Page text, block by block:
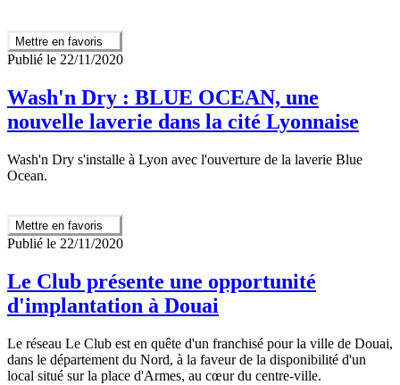
Mettre en favoris
Publié le 22/11/2020
Wash'n Dry : BLUE OCEAN, une
nouvelle laverie dans la cité Lyonnaise
Wash'n Dry s'installe à Lyon avec l'ouverture de la laverie Blue
Ocean.
Mettre en favoris
Publié le 22/11/2020
Le Club présente une opportunité
d'implantation à Douai
Le réseau Le Club est en quête d'un franchisé pour la ville de Douai,
dans le département du Nord, à la faveur de la disponibilité d'un
local situé sur la place d'Armes, au cœur du centre-ville.